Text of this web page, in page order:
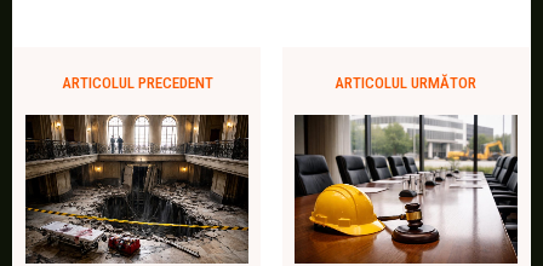
ARTICOLUL PRECEDENT ARTICOLUL URMĂTOR